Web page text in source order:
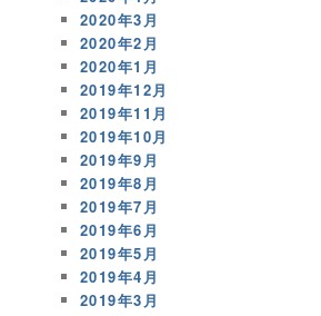
2020年3月
2020年2月
2020年1月
2019年12月
2019年11月
2019年10月
2019年9月
2019年8月
2019年7月
2019年6月
2019年5月
2019年4月
2019年3月